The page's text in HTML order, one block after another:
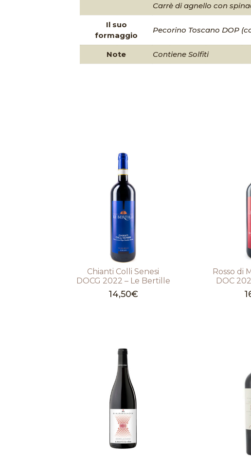
Carrè di agnello con
Il suo
formaggio
Pecorino Toscano DOP
Note Contiene Solfiti
Chianti Colli Senesi
DOCG 2022 – Le Bertille
14,50€
Rosso di
DOC